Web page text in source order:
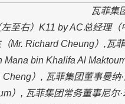
瓦菲集
左至右） K11 by AC总经理（
Mr. Richard Cheung） , 瓦
Mana bin Khalifa Al
Cheng） , 瓦菲集团董事曼纳
） , 瓦菲集团常务董事尼尔